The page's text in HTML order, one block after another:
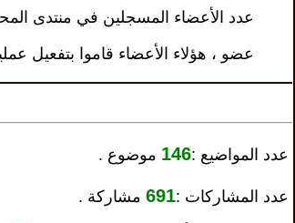
عدد الأعضاء المسجلين في منتدى
عضو ، هؤلاء الأعضاء قاموا بتفعيل
عدد المواضيع :146 موضوع .
عدد المشاركات :691 مشاركة .